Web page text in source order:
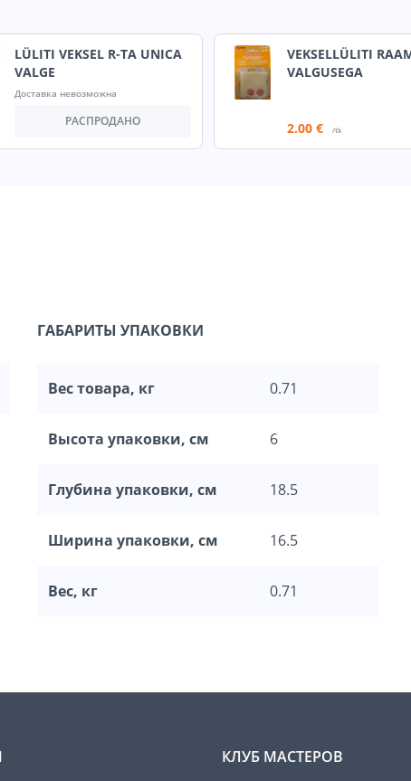
LÜLITI VEKSEL R-TA UNICA
VALGE
Доставка невозможна
РАСПРОДАНО
VEKSELLÜLITI
VALGUSEGA
2.00 € /tk
ГАБАРИТЫ УПАКОВКИ
Вес товара, кг 0.71
Высота упаковки, см 6
Глубина упаковки, см 18.5
Ширина упаковки, см 16.5
Вес, кг 0.71
КЛУБ МАСТЕРОВ